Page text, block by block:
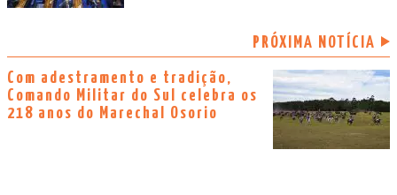
PRÓXIMA NOTÍCIA
Com adestramento e tradição,
Comando Militar do Sul celebra os
218 anos do Marechal Osorio